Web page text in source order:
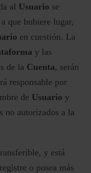
al Usuario se
que hubiere lugar,
en cuestión. La
y las
de la Cuenta, serán
responsable por
de Usuario y
no autorizados a la
y está
o posea más